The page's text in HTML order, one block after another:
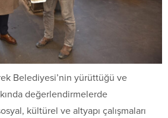
Belediyesi’nin yürüttüğü ve
değerlendirmelerde
kültürel ve altyapı çalışmaları